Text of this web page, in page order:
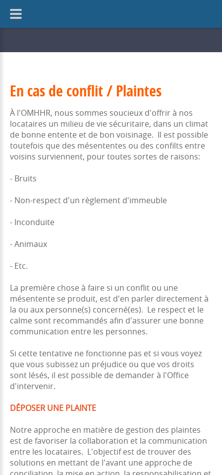
En cas de conflit / Plaintes
À l'OMHHR, nous sommes soucieux d'offrir à nos
locataires un milieu de vie sécuritaire, dans un climat
de bonne entente et de bon voisinage. Il est possible
toutefois que des mésententes ou des confilts entre
voisins surviennent, pour toutes sortes de raisons:
- Bruits
- Non-respect d'un règlement d'immeuble
- Inconduite
- Animaux
- Etc.
La première chose à faire si un conflit ou une
mésentente se produit, est d'en parler directement à
la ou aux personne(s) concerné(es). Le respect et le
calme sont recommandés afin d'assurer une bonne
communication entre les personnes.
Si cette tentative ne fonctionne pas et si vous voyez
que vous subissez un préjudice ou que vos droits
sont lésés, il est possible de demander à l'Office
d'intervenir.
DÉPOSER UNE PLAINTE
Notre approche en matière de gestion des plaintes
est de favoriser la collaboration et la communication
entre les locataires. L'objectif est de trouver des
solutions en mettant de l'avant une approche de